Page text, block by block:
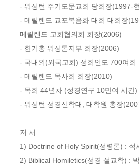
- 워싱턴 주기도문교회 당회장(1997-
- 메릴랜드 교포복음화 대회 대회장
메릴랜드 교회협의회 회장(2006)
- 한기총 워싱톤지부 회장(2006)
- 국내외(외국교회) 성회인도 700여회
- 메릴랜드 목사회 회장(2010)
- 목회 44년차 (성경연구 10만여 시간)
- 워싱턴 성경신학대, 대학원 총장
저 서
1) Doctrine of Holy Spirit(성령론) : 석
2) Biblical Homiletics(성경 설교학) :